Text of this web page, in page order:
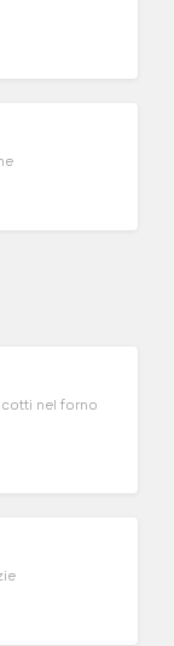
nel forno